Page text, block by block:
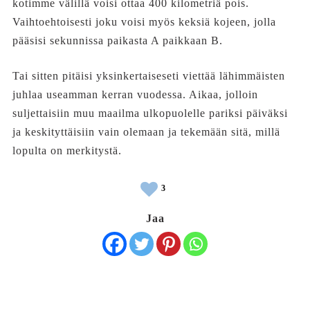
kotimme välillä voisi ottaa 400 kilometriä pois.
Vaihtoehtoisesti joku voisi myös keksiä kojeen, jolla
pääsisi sekunnissa paikasta A paikkaan B.
Tai sitten pitäisi yksinkertaiseseti viettää lähimmäisten
juhlaa useamman kerran vuodessa. Aikaa, jolloin
suljettaisiin muu maailma ulkopuolelle pariksi päiväksi
ja keskityttäisiin vain olemaan ja tekemään sitä, millä
lopulta on merkitystä.
3
Jaa